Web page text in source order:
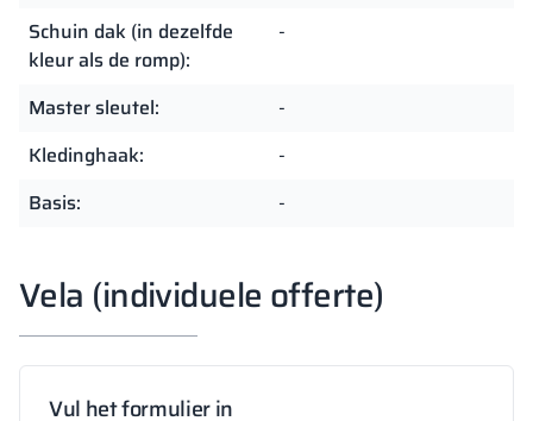
Schuin dak (in dezelfde
kleur als de romp):
-
Master sleutel:
-
Kledinghaak:
-
Basis:
-
Vela (individuele offerte)
Vul het formulier in